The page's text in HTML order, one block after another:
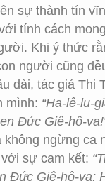
sự thành tín
tính cách
Khi ý thức
người cũng
dài, tác giả Thi
mình: “Ha-lê-lu-
Đức Giê-hô-
không ngừng ca
sự cam kết:
Đức Giê-hô-va;